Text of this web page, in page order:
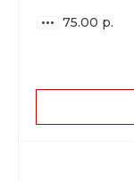
75.00 р.